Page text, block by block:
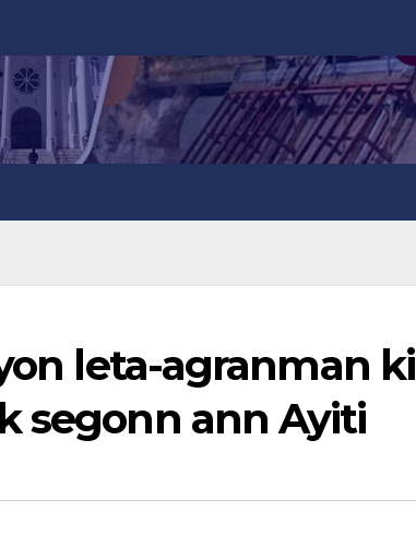
leta-agranman ki
segonn ann Ayiti